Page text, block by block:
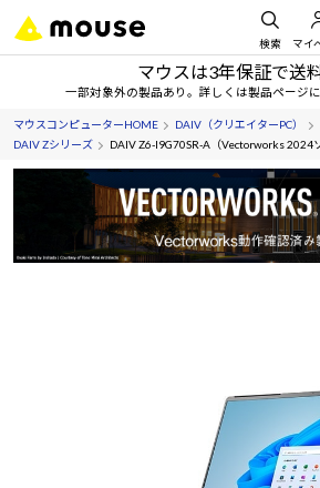
検索 マイ
マウスは3年保証で送
一部対象外の製品あり。詳しくは製品ページ
マウスコンピューターHOME DAIV（クリエイターPC）
DAIV Zシリーズ
DAIV Z6-I9G70SR-A（Vectorworks 2024